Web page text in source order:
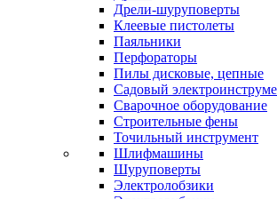
Дрели-шуруповерты
Клеевые пистолеты
Паяльники
Перфораторы
Пилы дисковые, цепные
Садовый
Сварочное оборудование
Строительные фены
Точильный инструмент
Шлифмашины
Шуруповерты
Электролобзики